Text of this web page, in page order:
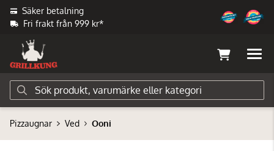
Säker betalning
Fri frakt från 999 kr*
Pizzaugnar Ved Ooni